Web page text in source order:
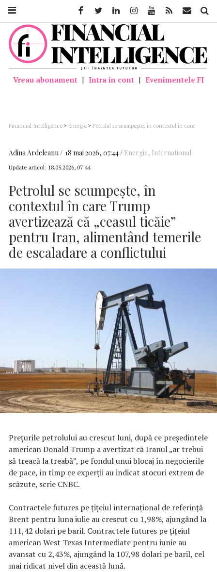
Vreau abonament | Intra in cont | Evenimentele FI
Financial Intelligence > Energie > Petrolul se scumpește, în contextul în care
Adina Ardeleanu 18 mai 2026, 07:44 Energie, International
Update articol: 18.05.2026, 07:44
Petrolul se scumpește, în
contextul în care Trump
avertizează că „ceasul ticăie”
pentru Iran, alimentând temerile
de escaladare a conflictului
Prețurile petrolului au crescut luni, după ce președintele
american Donald Trump a avertizat că Iranul „ar trebui
să treacă la treabă”, pe fondul unui blocaj în negocierile
de pace, în timp ce experții au indicat stocuri extrem de
scăzute, scrie CNBC.
Contractele futures pe țițeiul internațional de referință
Brent pentru luna iulie au crescut cu 1,98%, ajungând la
111,42 dolari pe baril. Contractele futures pe țițeiul
american West Texas Intermediate pentru iunie au
avansat cu 2,43%, ajungând la 107,98 dolari pe baril, cel
mai ridicat nivel din această lună.
FacebookTwitter LinkedinInstagramYoutube Feed Mail